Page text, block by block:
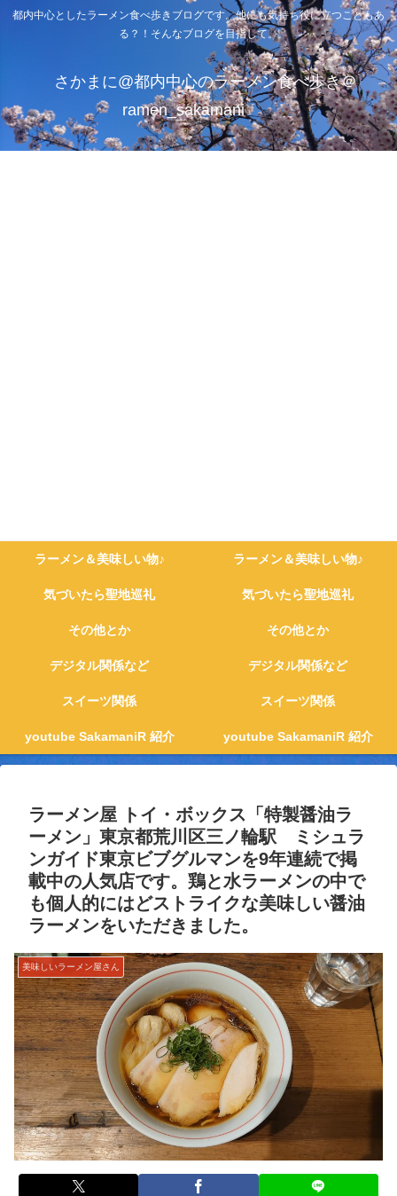
都内中心としたラーメン食べ歩きブログです。他にも気持ち役に立つこともあ
る？！そんなブログを目指して。
さかまに@都内中心のラーメン食べ歩き＠
ramen_sakamani
ラーメン＆美味しい物♪ ラーメン＆美味しい物♪
気づいたら聖地巡礼 気づいたら聖地巡礼
その他とか その他とか
デジタル関係など デジタル関係など
スイーツ関係 スイーツ関係
youtube SakamaniR 紹介 youtube SakamaniR 紹介
ラーメン屋 トイ・ボックス「特製醤油ラ
ーメン」東京都荒川区三ノ輪駅 ミシュラ
ンガイド東京ビブグルマンを9年連続で掲
載中の人気店です。鶏と水ラーメンの中で
も個人的にはどストライクな美味しい醤油
ラーメンをいただきました。
美味しいラーメン屋さん